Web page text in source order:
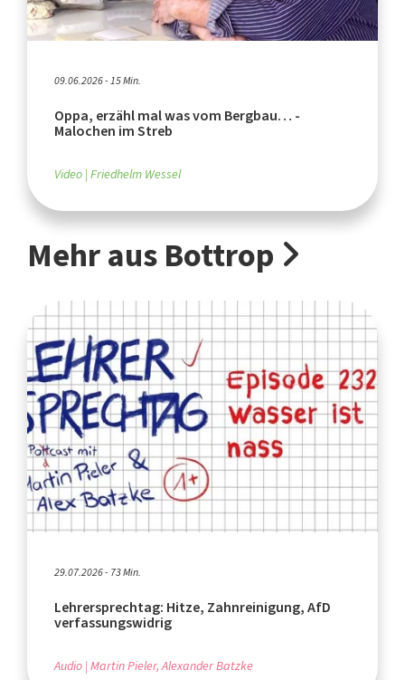
09.06.2026 - 15 Min.
Oppa, erzähl mal was vom Bergbau… -
Malochen im Streb
Video Friedhelm Wessel
Mehr aus Bottrop
29.07.2026 - 73 Min.
Lehrersprechtag: Hitze, Zahnreinigung, AfD
verfassungswidrig
Audio Martin Pieler, Alexander Batzke